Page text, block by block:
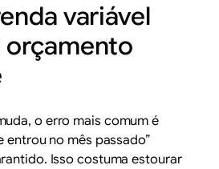
variável
orçamento
o erro mais comum é
entrou no mês passado”
Isso costuma estourar